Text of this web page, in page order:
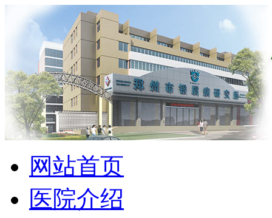
网站首页
医院介绍